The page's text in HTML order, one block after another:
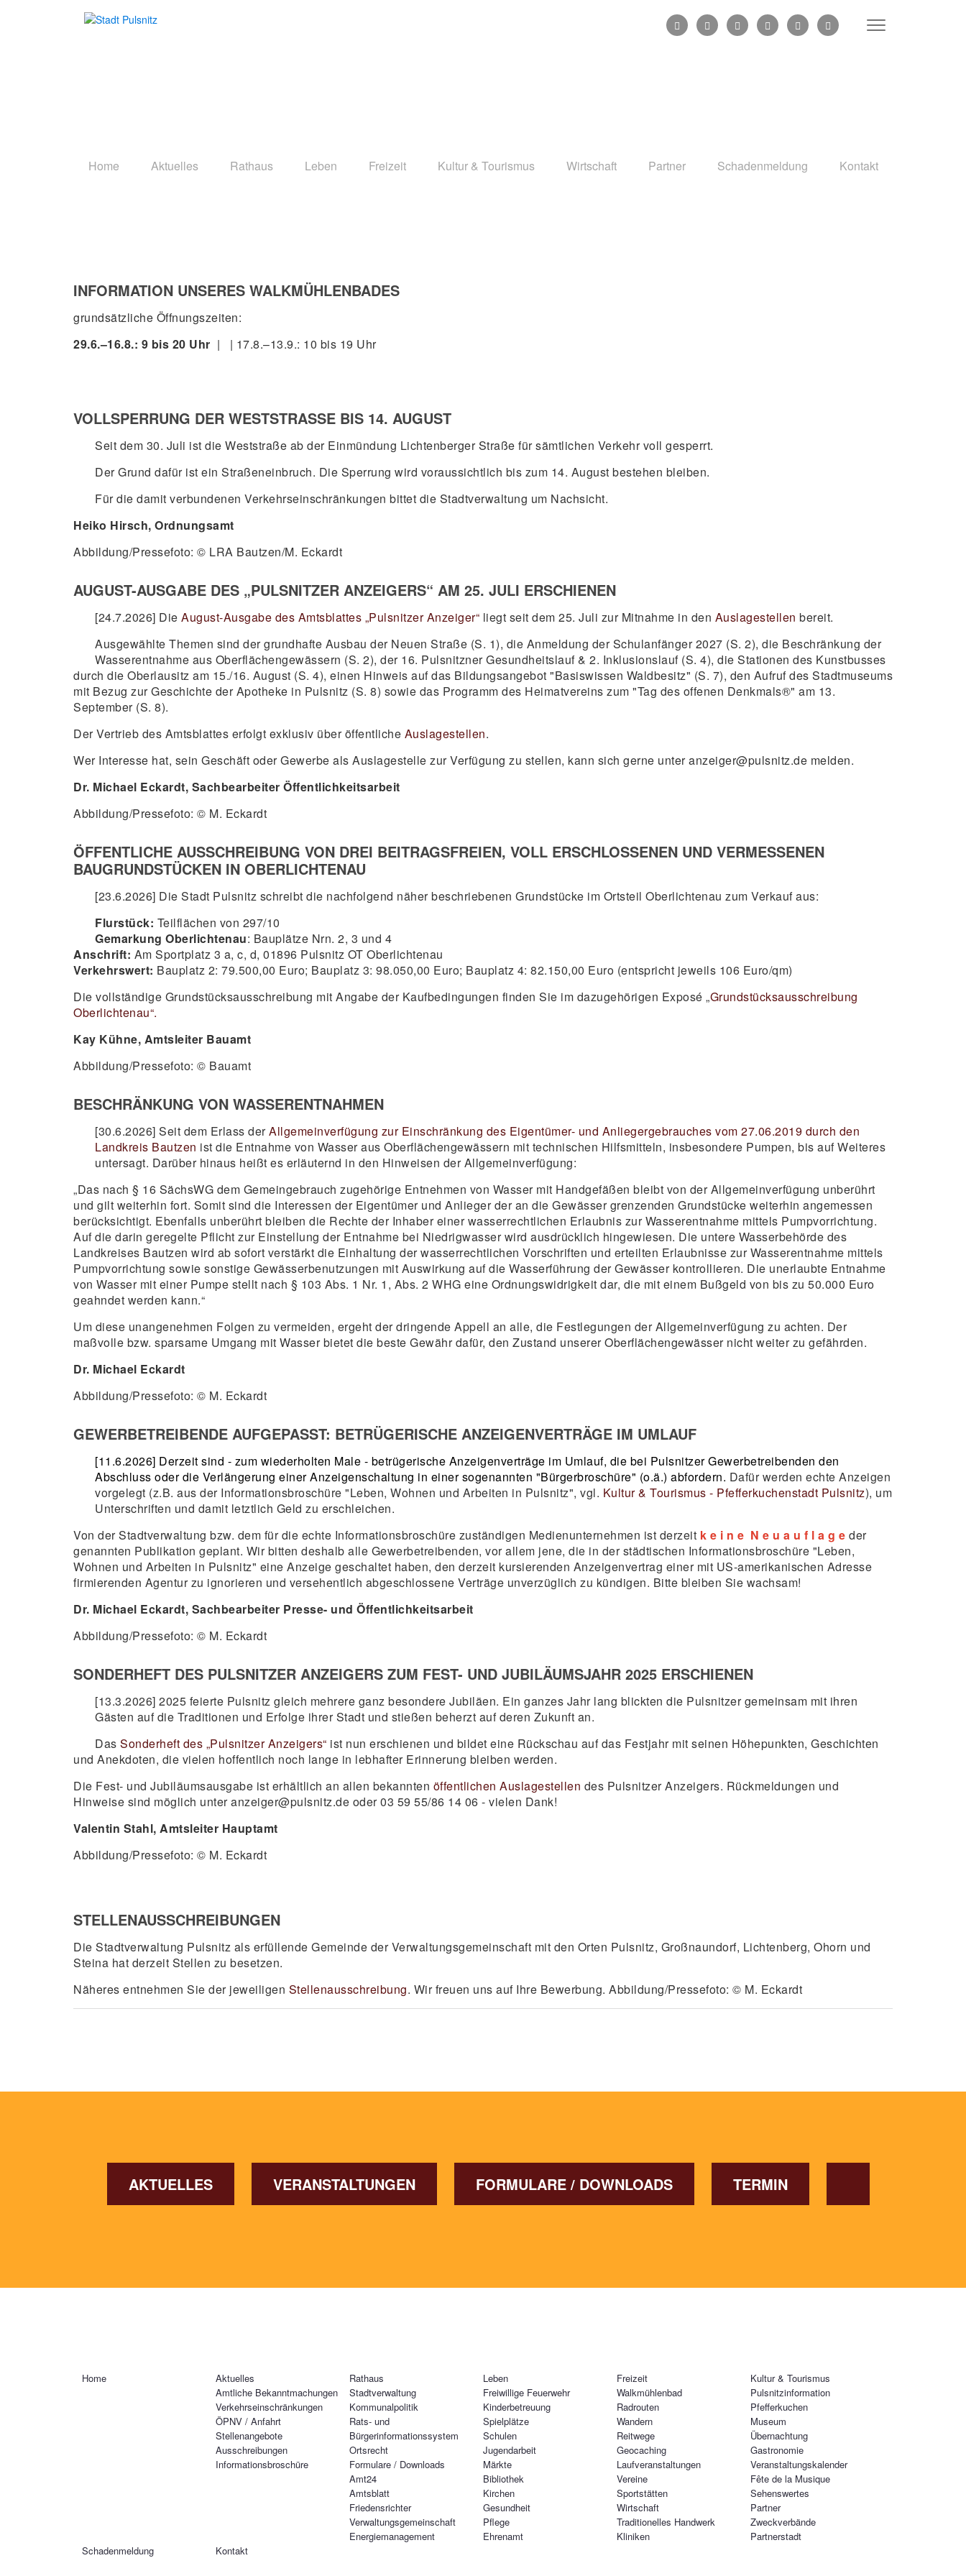
PFEFFERKUCHENSTADT PULSNITZ
Home Aktuelles Rathaus Leben Freizeit Kultur & Tourismus Wirtschaft Partner Schadenmeldung Kontakt
INFORMATION UNSERES WALKMÜHLENBADES
grundsätzliche Öffnungszeiten:
29.6.–16.8.: 9 bis 20 Uhr | | 17.8.–13.9.: 10 bis 19 Uhr
VOLLSPERRUNG DER WESTSTRASSE BIS 14. AUGUST
Seit dem 30. Juli ist die Weststraße ab der Einmündung Lichtenberger Straße für sämtlichen Verkehr voll gesperrt.
Der Grund dafür ist ein Straßeneinbruch. Die Sperrung wird voraussichtlich bis zum 14. August bestehen bleiben.
Für die damit verbundenen Verkehrseinschränkungen bittet die Stadtverwaltung um Nachsicht.
Heiko Hirsch, Ordnungsamt
Abbildung/Pressefoto: © LRA Bautzen/M. Eckardt
AUGUST-AUSGABE DES „PULSNITZER ANZEIGERS“ AM 25. JULI ERSCHIENEN
[24.7.2026] Die August-Ausgabe des Amtsblattes „Pulsnitzer Anzeiger“ liegt seit dem 25. Juli zur Mitnahme in den Auslagestellen bereit.
Ausgewählte Themen sind der grundhafte Ausbau der Neuen Straße (S. 1), die Anmeldung der Schulanfänger 2027 (S. 2), die Beschränkung der
Wasserentnahme aus Oberflächengewässern (S. 2), der 16. Pulsnitzner Gesundheitslauf & 2. Inklusionslauf (S. 4), die Stationen des Kunstbusses
durch die Oberlausitz am 15./16. August (S. 4), einen Hinweis auf das Bildungsangebot "Basiswissen Waldbesitz" (S. 7), den Aufruf des Stadtmuseums
mit Bezug zur Geschichte der Apotheke in Pulsnitz (S. 8) sowie das Programm des Heimatvereins zum "Tag des offenen Denkmals®" am 13.
September (S. 8).
Der Vertrieb des Amtsblattes erfolgt exklusiv über öffentliche Auslagestellen.
Wer Interesse hat, sein Geschäft oder Gewerbe als Auslagestelle zur Verfügung zu stellen, kann sich gerne unter anzeiger@pulsnitz.de melden.
Dr. Michael Eckardt, Sachbearbeiter Öffentlichkeitsarbeit
Abbildung/Pressefoto: © M. Eckardt
ÖFFENTLICHE AUSSCHREIBUNG VON DREI BEITRAGSFREIEN, VOLL ERSCHLOSSENEN UND VERMESSENEN
BAUGRUNDSTÜCKEN IN OBERLICHTENAU
[23.6.2026] Die Stadt Pulsnitz schreibt die nachfolgend näher beschriebenen Grundstücke im Ortsteil Oberlichtenau zum Verkauf aus:
Flurstück: Teilflächen von 297/10
Gemarkung Oberlichtenau: Bauplätze Nrn. 2, 3 und 4
Anschrift: Am Sportplatz 3 a, c, d, 01896 Pulsnitz OT Oberlichtenau
Verkehrswert: Bauplatz 2: 79.500,00 Euro; Bauplatz 3: 98.050,00 Euro; Bauplatz 4: 82.150,00 Euro (entspricht jeweils 106 Euro/qm)
Die vollständige Grundstücksausschreibung mit Angabe der Kaufbedingungen finden Sie im dazugehörigen Exposé „Grundstücksausschreibung
Oberlichtenau“.
Kay Kühne, Amtsleiter Bauamt
Abbildung/Pressefoto: © Bauamt
BESCHRÄNKUNG VON WASSERENTNAHMEN
[30.6.2026] Seit dem Erlass derAllgemeinverfügung zur Einschränkung des Eigentümer- und Anliegergebrauches vom 27.06.2019 durch den
Landkreis Bautzen ist die Entnahme von Wasser aus Oberflächengewässern mit technischen Hilfsmitteln, insbesondere Pumpen, bis auf Weiteres
untersagt. Darüber hinaus heißt es erläuternd in den Hinweisen der Allgemeinverfügung:
„Das nach § 16 SächsWG dem Gemeingebrauch zugehörige Entnehmen von Wasser mit Handgefäßen bleibt von der Allgemeinverfügung unberührt
und gilt weiterhin fort. Somit sind die Interessen der Eigentümer und Anlieger der an die Gewässer grenzenden Grundstücke weiterhin angemessen
berücksichtigt. Ebenfalls unberührt bleiben die Rechte der Inhaber einer wasserrechtlichen Erlaubnis zur Wasserentnahme mittels Pumpvorrichtung.
Auf die darin geregelte Pflicht zur Einstellung der Entnahme bei Niedrigwasser wird ausdrücklich hingewiesen. Die untere Wasserbehörde des
Landkreises Bautzen wird ab sofort verstärkt die Einhaltung der wasserrechtlichen Vorschriften und erteilten Erlaubnisse zur Wasserentnahme mittels
Pumpvorrichtung sowie sonstige Gewässerbenutzungen mit Auswirkung auf die Wasserführung der Gewässer kontrollieren. Die unerlaubte Entnahme
von Wasser mit einer Pumpe stellt nach § 103 Abs. 1 Nr. 1, Abs. 2 WHG eine Ordnungswidrigkeit dar, die mit einem Bußgeld von bis zu 50.000 Euro
geahndet werden kann.“
Um diese unangenehmen Folgen zu vermeiden, ergeht der dringende Appell an alle, die Festlegungen der Allgemeinverfügung zu achten. Der
maßvolle bzw. sparsame Umgang mit Wasser bietet die beste Gewähr dafür, den Zustand unserer Oberflächengewässer nicht weiter zu gefährden.
Dr. Michael Eckardt
Abbildung/Pressefoto: © M. Eckardt
GEWERBETREIBENDE AUFGEPASST: BETRÜGERISCHE ANZEIGENVERTRÄGE IM UMLAUF
[11.6.2026] Derzeit sind - zum wiederholten Male - betrügerische Anzeigenverträge im Umlauf, die bei Pulsnitzer Gewerbetreibenden den
Abschluss oder die Verlängerung einer Anzeigenschaltung in einer sogenannten "Bürgerbroschüre" (o.ä.) abfordern. Dafür werden echte Anzeigen
vorgelegt (z.B. aus der Informationsbroschüre "Leben, Wohnen und Arbeiten in Pulsnitz", vgl. Kultur & Tourismus - Pfefferkuchenstadt Pulsnitz), um
Unterschriften und damit letztlich Geld zu erschleichen.
Von der Stadtverwaltung bzw. dem für die echte Informationsbroschüre zuständigen Medienunternehmen ist derzeit k e i n e N e u a u f l a g e der
genannten Publikation geplant. Wir bitten deshalb alle Gewerbetreibenden, vor allem jene, die in der städtischen Informationsbroschüre "Leben,
Wohnen und Arbeiten in Pulsnitz" eine Anzeige geschaltet haben, den derzeit kursierenden Anzeigenvertrag einer mit US-amerikanischen Adresse
firmierenden Agentur zu ignorieren und versehentlich abgeschlossene Verträge unverzüglich zu kündigen. Bitte bleiben Sie wachsam!
Dr. Michael Eckardt, Sachbearbeiter Presse- und Öffentlichkeitsarbeit
Abbildung/Pressefoto: © M. Eckardt
SONDERHEFT DES PULSNITZER ANZEIGERS ZUM FEST- UND JUBILÄUMSJAHR 2025 ERSCHIENEN
[13.3.2026] 2025 feierte Pulsnitz gleich mehrere ganz besondere Jubiläen. Ein ganzes Jahr lang blickten die Pulsnitzer gemeinsam mit ihren
Gästen auf die Traditionen und Erfolge ihrer Stadt und stießen beherzt auf deren Zukunft an.
Das Sonderheft des „Pulsnitzer Anzeigers“ ist nun erschienen und bildet eine Rückschau auf das Festjahr mit seinen Höhepunkten, Geschichten
und Anekdoten, die vielen hoffentlich noch lange in lebhafter Erinnerung bleiben werden.
Die Fest- und Jubiläumsausgabe ist erhältlich an allen bekannten öffentlichen Auslagestellen des Pulsnitzer Anzeigers. Rückmeldungen und
Hinweise sind möglich unter anzeiger@pulsnitz.de oder 03 59 55/86 14 06 - vielen Dank!
Valentin Stahl, Amtsleiter Hauptamt
Abbildung/Pressefoto: © M. Eckardt
STELLENAUSSCHREIBUNGEN
Die Stadtverwaltung Pulsnitz als erfüllende Gemeinde der Verwaltungsgemeinschaft mit den Orten Pulsnitz, Großnaundorf, Lichtenberg, Ohorn und
Steina hat derzeit Stellen zu besetzen.
Näheres entnehmen Sie der jeweiligen Stellenausschreibung. Wir freuen uns auf Ihre Bewerbung. Abbildung/Pressefoto: © M. Eckardt
AKTUELLES VERANSTALTUNGEN FORMULARE / DOWNLOADS TERMIN
Home
Aktuelles
Amtliche Bekanntmachungen
Verkehrseinschränkungen
ÖPNV / Anfahrt
Stellenangebote
Ausschreibungen
Informationsbroschüre
Rathaus
Stadtverwaltung
Kommunalpolitik
Rats- und
Bürgerinformationssystem
Ortsrecht
Formulare / Downloads
Amt24
Amtsblatt
Friedensrichter
Verwaltungsgemeinschaft
Energiemanagement
Leben
Freiwillige Feuerwehr
Kinderbetreuung
Spielplätze
Schulen
Jugendarbeit
Märkte
Bibliothek
Kirchen
Gesundheit
Pflege
Ehrenamt
Freizeit
Walkmühlenbad
Radrouten
Wandern
Reitwege
Geocaching
Laufveranstaltungen
Vereine
Sportstätten
Kultur & Tourismus
Pulsnitzinformation
Pfefferkuchen
Museum
Übernachtung
Gastronomie
Veranstaltungskalender
Fête de la Musique
Sehenswertes
Wirtschaft
Traditionelles Handwerk
Kliniken
Partner
Zweckverbände
Partnerstadt
Schadenmeldung
Kontakt